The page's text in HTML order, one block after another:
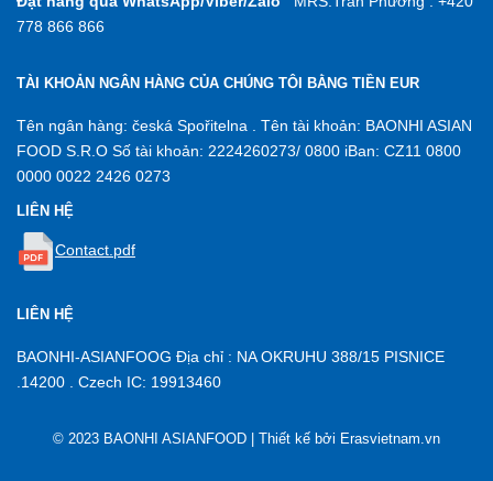
778 866 866
TÀI KHOẢN NGÂN HÀNG CỦA CHÚNG TÔI BẰNG TIỀN EUR
Tên ngân hàng: česká Spořitelna . Tên tài khoản: BAONHI ASIAN
FOOD S.R.O Số tài khoản: 2224260273/ 0800 iBan: CZ11 0800
0000 0022 2426 0273
LIÊN HỆ
Contact.pdf
LIÊN HỆ
BAONHI-ASIANFOOG Địa chỉ : NA OKRUHU 388/15 PISNICE
.14200 . Czech IC: 19913460
© 2023 BAONHI ASIANFOOD | Thiết kế bởi Erasvietnam.vn